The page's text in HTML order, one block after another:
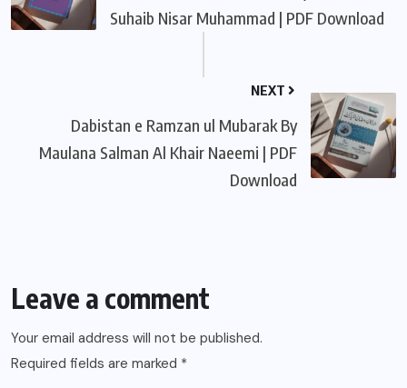
Suhaib Nisar Muhammad | PDF Download
NEXT
Dabistan e Ramzan ul Mubarak By
Maulana Salman Al Khair Naeemi | PDF
Download
Leave a comment
Your email address will not be published.
Required fields are marked *